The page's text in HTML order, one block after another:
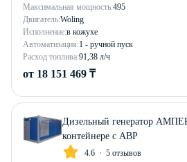
Максимальная мощность:495
Двигатель:Woling
Исполнение:в кожухе
Автоматизация:1 - ручной пуск
Расход топлива:91,38 л/ч
от 18 151 469 ₸
Дизельный генератор
контейнере с АВР
4.6 5 отзывов